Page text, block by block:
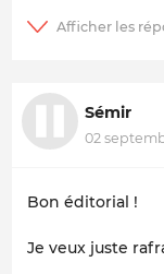
Sémir
02
Bon éditorial !
Je veux juste